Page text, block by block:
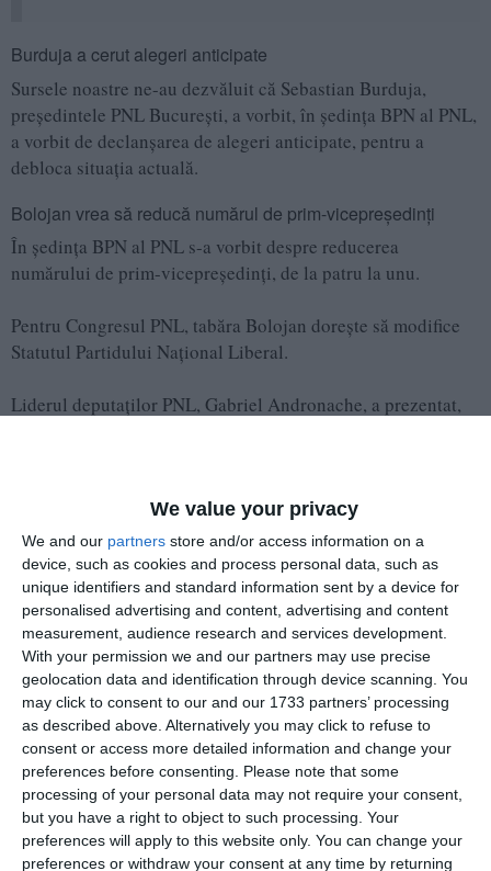
We value your privacy
We and our partners store and/or access information on a
device, such as cookies and process personal data, such as
unique identifiers and standard information sent by a device for
personalised advertising and content, advertising and content
measurement, audience research and services development.
With your permission we and our partners may use precise
geolocation data and identification through device scanning. You
may click to consent to our and our 1733 partners’ processing
as described above. Alternatively you may click to refuse to
consent or access more detailed information and change your
preferences before consenting.
Please note that some
processing of your personal data may not require your consent,
but you have a right to object to such processing. Your
preferences will apply to this website only. You can change your
preferences or withdraw your consent at any time by returning
Burduja a cerut alegeri anticipate
Sursele noastre ne-au dezvăluit că Sebastian Burduja,
președintele PNL București, a vorbit, în ședința BPN al PNL,
a vorbit de declanșarea de alegeri anticipate, pentru a
debloca situația actuală.
Bolojan vrea să reducă numărul de prim-vicepreședinți
În ședința BPN al PNL s-a vorbit despre reducerea
numărului de prim-vicepreședinți, de la patru la unu.
Pentru Congresul PNL, tabăra Bolojan dorește să modifice
Statutul Partidului Național Liberal.
Liderul deputaților PNL, Gabriel Andronache, a prezentat,
Concret, Andronache a vorbit despre reducerea numărului